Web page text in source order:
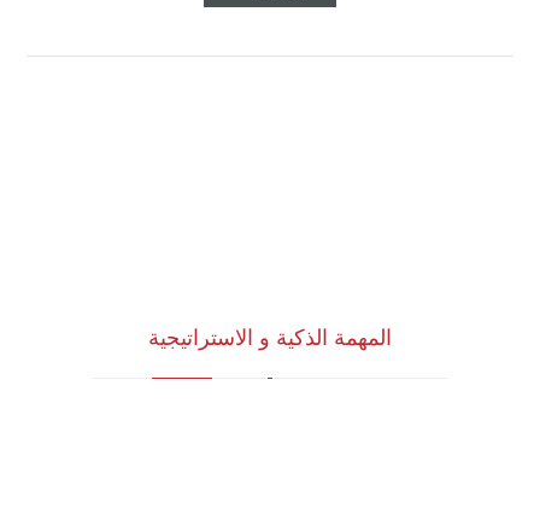
المهمة الذكية و الاستراتيجية